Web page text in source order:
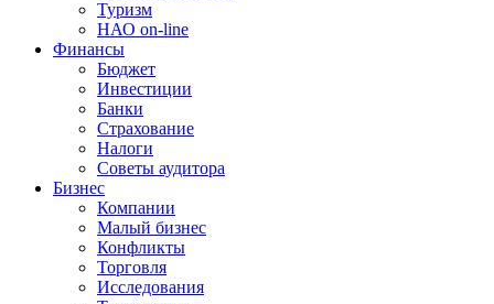
Туризм
НАО on-line
Финансы
Бюджет
Инвестиции
Банки
Страхование
Налоги
Советы аудитора
Бизнес
Компании
Малый бизнес
Конфликты
Торговля
Исследования